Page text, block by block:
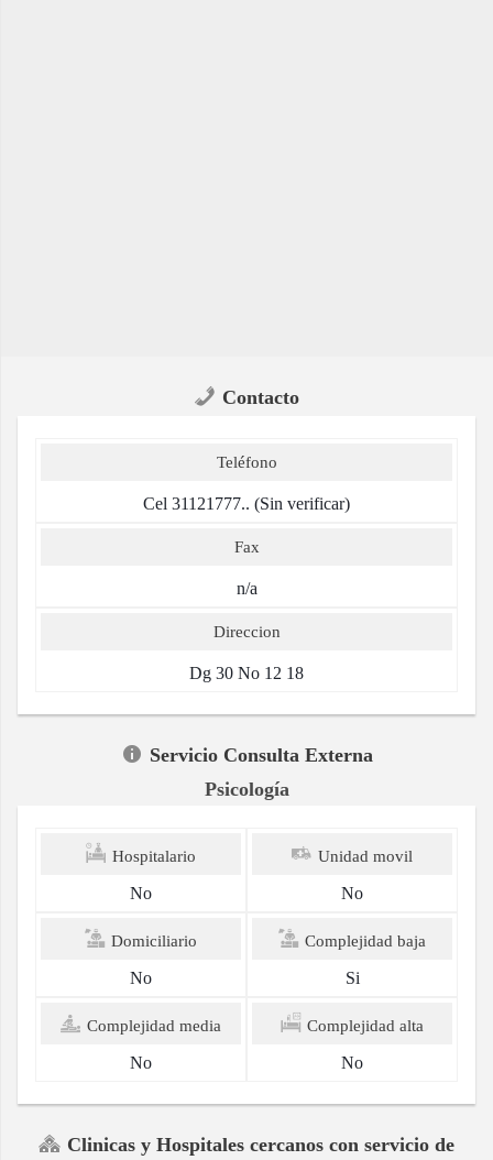
Contacto
Teléfono
Cel 31121777.. (Sin verificar)
Fax
n/a
Direccion
Dg 30 No 12 18
Servicio Consulta Externa
Psicología
Hospitalario
No
Unidad movil
No
Domiciliario
No
Complejidad baja
Si
Complejidad media
No
Complejidad alta
No
Clinicas y Hospitales cercanos con servicio de